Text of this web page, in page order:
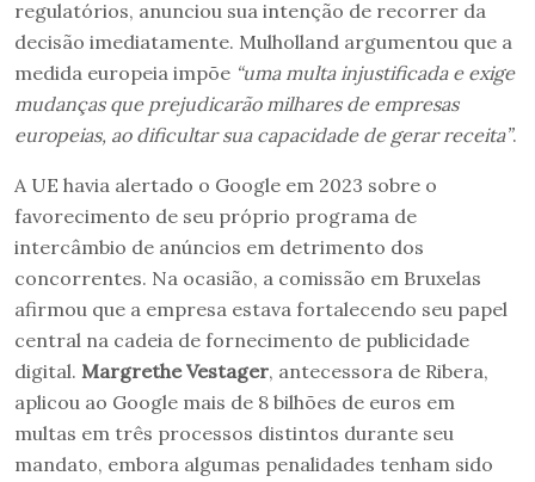
regulatórios, anunciou sua intenção de recorrer da
decisão imediatamente. Mulholland argumentou que a
medida europeia impõe “uma multa injustificada e exige
mudanças que prejudicarão milhares de empresas
europeias, ao dificultar sua capacidade de gerar receita”.
A UE havia alertado o Google em 2023 sobre o
favorecimento de seu próprio programa de
intercâmbio de anúncios em detrimento dos
concorrentes. Na ocasião, a comissão em Bruxelas
afirmou que a empresa estava fortalecendo seu papel
central na cadeia de fornecimento de publicidade
digital. Margrethe Vestager, antecessora de Ribera,
aplicou ao Google mais de 8 bilhões de euros em
multas em três processos distintos durante seu
mandato, embora algumas penalidades tenham sido